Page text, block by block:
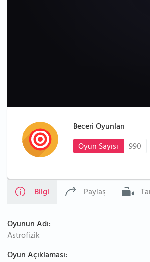
Beceri Oyunları
Oyun Sayısı
990
Bilgi Paylaş
Oyunun Adı:
Astrofizik
Oyun Açıklaması: